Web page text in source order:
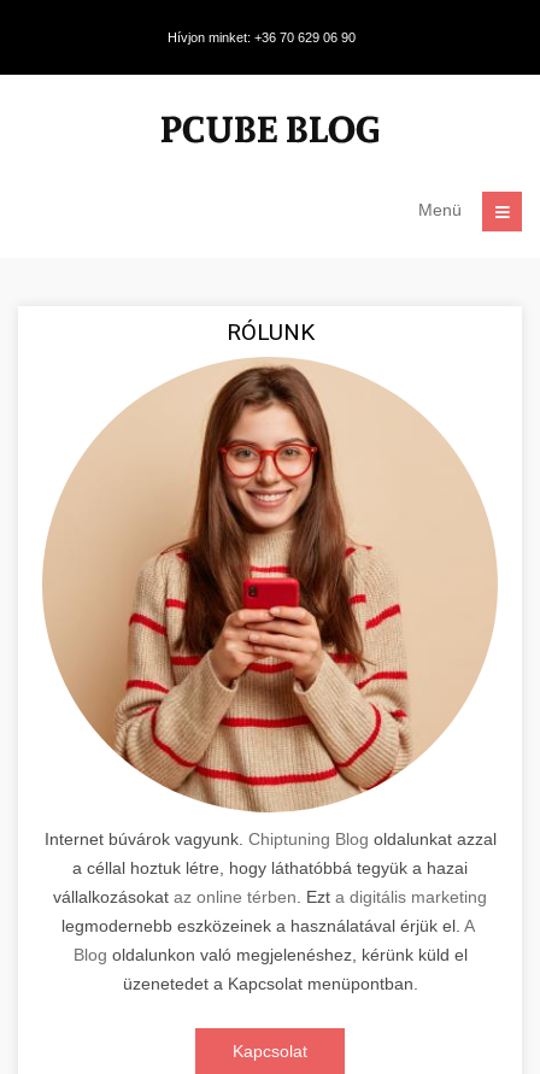
Hívjon minket: +36 70 629 06 90
Menü
RÓLUNK
Internet búvárok vagyunk. Chiptuning Blog oldalunkat azzal
a céllal hoztuk létre, hogy láthatóbbá tegyük a hazai
vállalkozásokat az online térben . Ezt a digitális marketing
legmodernebb eszközeinek a használatával érjük el. A
Blog oldalunkon való megjelenéshez, kérünk küld el
üzenetedet a Kapcsolat menüpontban.
Kapcsolat